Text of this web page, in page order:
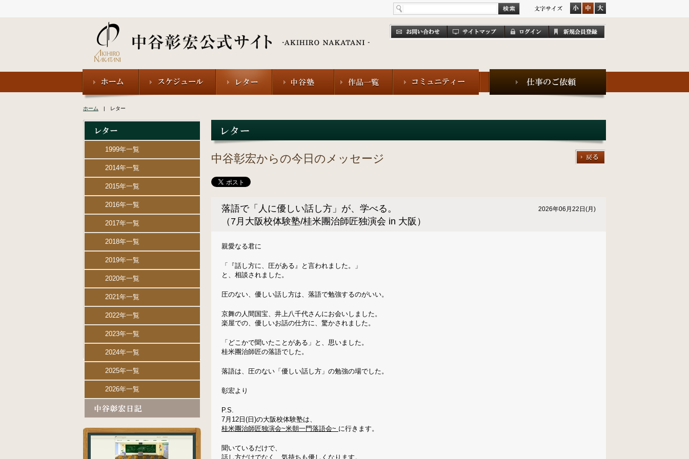
ホーム | レター
中谷彰宏からの今日のメッセージ
落語で「人に優しい話し方」が、学べる。
（7月大阪校体験塾/桂米團治師匠独演会 in 大阪）
2026年06月22日(月)
親愛なる君に
「『話し方に、圧がある』と言われました。」
と、相談されました。
圧のない、優しい話し方は、落語で勉強するのがいい。
京舞の人間国宝、井上八千代さんにお会いしました。
楽屋での、優しいお話の仕方に、驚かされました。
「どこかで聞いたことがある」と、思いました。
桂米團治師匠の落語でした。
落語は、圧のない「優しい話し方」の勉強の場でした。
彰宏より
P.S.
7月12日(日)の大阪校体験塾は、
桂米團治師匠独演会~米朝一門落語会~ に行きます。
聞いているだけで、
話し方だけでなく、気持ちも優しくなります。
1999年一覧
2014年一覧
2015年一覧
2016年一覧
2017年一覧
2018年一覧
2019年一覧
2020年一覧
2021年一覧
2022年一覧
2023年一覧
2024年一覧
2025年一覧
2026年一覧